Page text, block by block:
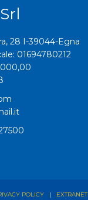
28 I-39044-Egna
01694780212
POLICY | EXTRANET